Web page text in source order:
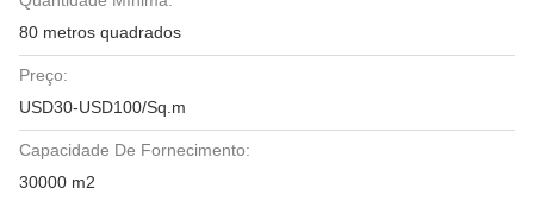
80 metros quadrados
Preço:
USD30-USD100/Sq.m
Capacidade De Fornecimento:
30000 m2